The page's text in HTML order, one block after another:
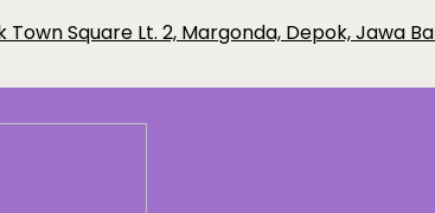
Town Square Lt. 2, Margonda, Depok, Jawa